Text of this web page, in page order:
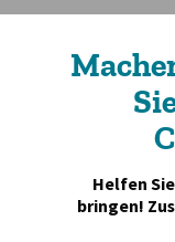
Helfen
bringen!